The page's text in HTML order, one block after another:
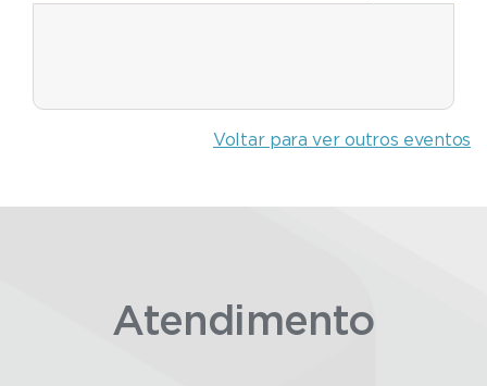
Voltar para ver outros eventos
Atendimento